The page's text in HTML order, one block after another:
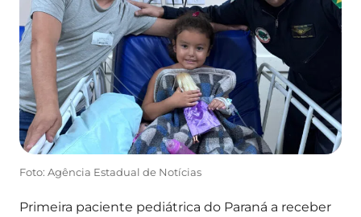
Foto: Agência Estadual de Notícias
Primeira paciente pediátrica do Paraná a receber